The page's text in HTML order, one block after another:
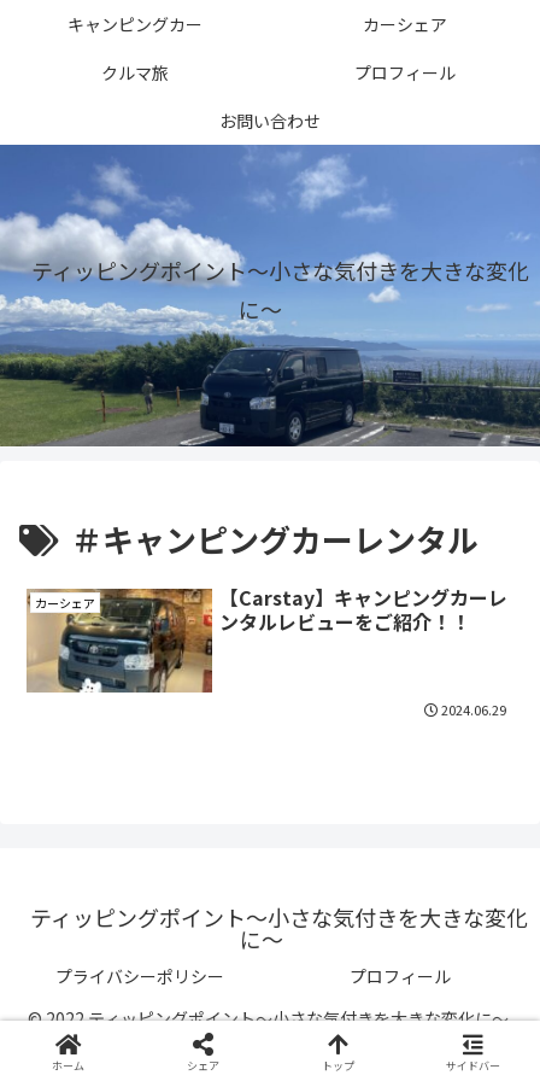
ティッピングポイント〜小さな気付きを大きな変化
に〜
キャンピングカー
カーシェア
クルマ旅
プロフィール
お問い合わせ
＃キャンピングカーレンタル
カーシェア
【Carstay】キャンピングカーレ
ンタルレビューをご紹介！！
2024.06.29
ティッピングポイント〜小さな気付きを大きな変化
に〜
プライバシーポリシー
プロフィール
© 2022 ティッピングポイント〜小さな気付きを大きな変化に〜.
ホーム シェア トップ サイドバー